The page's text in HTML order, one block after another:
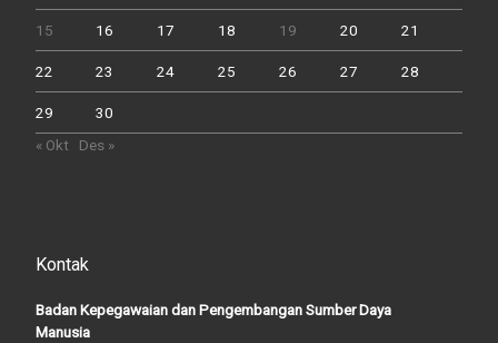
15 16 17 18 19 20 21
22 23 24 25 26 27 28
29
30
« Okt
Des »
Kontak
Badan Kepegawaian dan Pengembangan Sumber Daya
Manusia